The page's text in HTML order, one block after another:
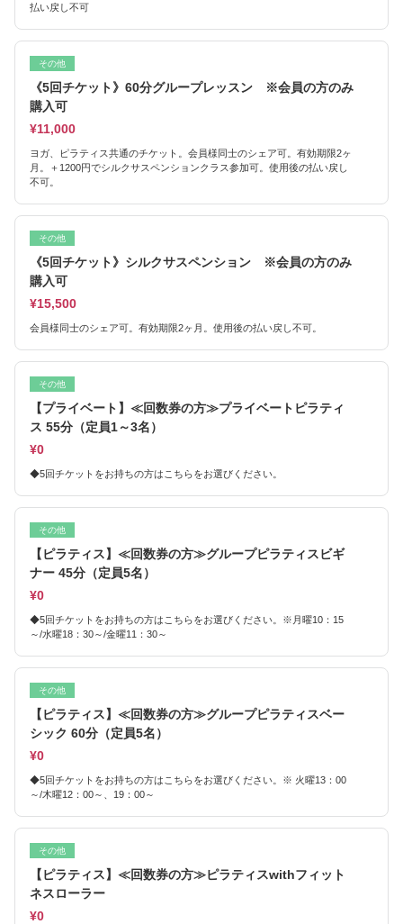
払い戻し不可
その他
《5回チケット》60分グループレッスン ※会員の方のみ
購入可
¥11,000
ヨガ、ピラティス共通のチケット。会員様同士のシェア可。有効期限2ヶ
月。＋1200円でシルクサスペンションクラス参加可。使用後の払い戻し
不可。
その他
《5回チケット》シルクサスペンション ※会員の方のみ
購入可
¥15,500
会員様同士のシェア可。有効期限2ヶ月。使用後の払い戻し不可。
その他
【プライベート】≪回数券の方≫プライベートピラティ
ス 55分（定員1～3名）
¥0
◆5回チケットをお持ちの方はこちらをお選びください。
その他
【ピラティス】≪回数券の方≫グループピラティスビギ
ナー 45分（定員5名）
¥0
◆5回チケットをお持ちの方はこちらをお選びください。※月曜10：15
～/水曜18：30～/金曜11：30～
その他
【ピラティス】≪回数券の方≫グループピラティスベー
シック 60分（定員5名）
¥0
◆5回チケットをお持ちの方はこちらをお選びください。※ 火曜13：00
～/木曜12：00～、19：00～
その他
【ピラティス】≪回数券の方≫ピラティスwithフィット
ネスローラー
¥0